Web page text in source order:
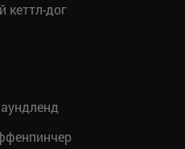
кеттл-дог